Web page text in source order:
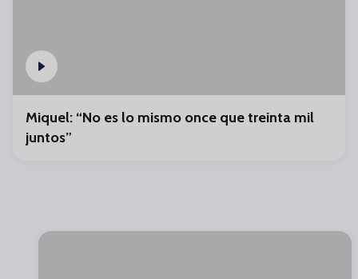
Miquel: “No es lo mismo once que treinta mil
juntos”